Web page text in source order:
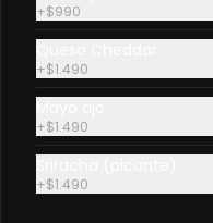
+$990
+$1.490
+$1.490
+$1.490